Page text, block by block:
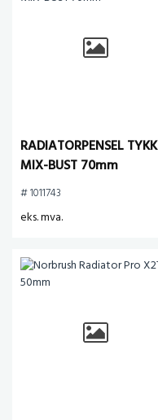
RADIATORPENSEL TYKK
MIX-BUST 70mm
# 1011743
eks. mva.